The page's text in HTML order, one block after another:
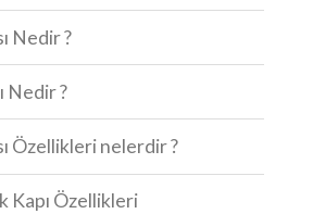
Nedir ?
Nedir ?
Özellikleri nelerdir ?
Kapı Özellikleri